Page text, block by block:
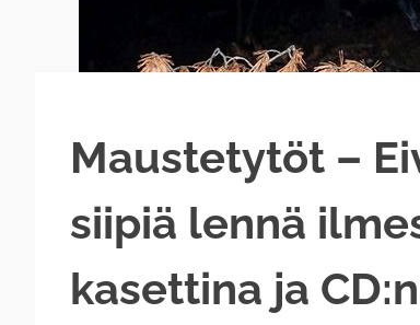
Maustetytöt –
siipiä lennä
kasettina ja